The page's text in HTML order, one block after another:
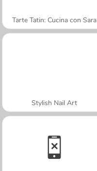
Tarte Tatin: Cucina con Sara
Stylish Nail Art